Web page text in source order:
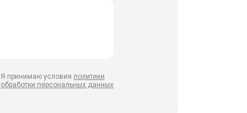
Я принимаю условия политики
обработки персональных данных